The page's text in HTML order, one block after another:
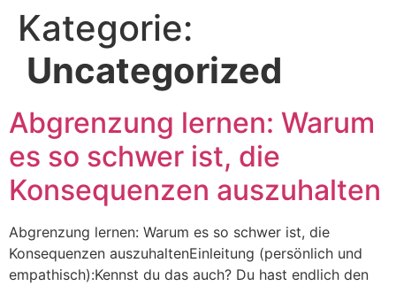
Kategorie:
Uncategorized
Abgrenzung lernen: Warum
es so schwer ist, die
Konsequenzen auszuhalten
Abgrenzung lernen: Warum es so schwer ist, die
Konsequenzen auszuhaltenEinleitung (persönlich und
empathisch):Kennst du das auch? Du hast endlich den